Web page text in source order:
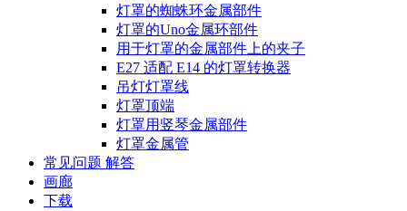
灯罩的蜘蛛环金属部件
灯罩的Uno金属环部件
用于灯罩的金属部件上的夹子
E27 适配 E14 的灯罩转换器
吊灯灯罩线
灯罩顶端
灯罩用竖琴金属部件
灯罩金属管
常见问题 解答
画廊
下载